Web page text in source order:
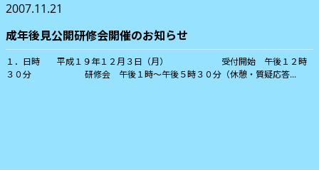
2007.11.21
成年後見公開研修会開催のお知らせ
１．日時 平成１９年１２月３日（月） 受付開始 午後１２時
３０分 研修会 午後１時〜午後５時３０分（休憩・質疑応答...